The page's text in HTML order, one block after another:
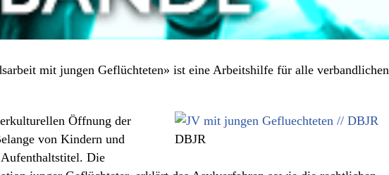
mit jungen Geflüchteten» ist eine Arbeitshilfe für alle verbandlichen
DBJR
Öffnung der
von Kindern und
Aufenthaltstitel. Die